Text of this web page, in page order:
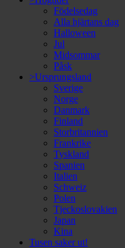
Födelsedag
Alla hjärtans dag
Halloween
Jul
Midsommar
Påsk
>Ursprungsland
Sverige
Norge
Danmark
Finland
Storbritannien
Frankrike
Tyskland
Spanien
Italien
Schweiz
Polen
Tjeckoslovakien
Japan
Kina
Tusen saker ut!